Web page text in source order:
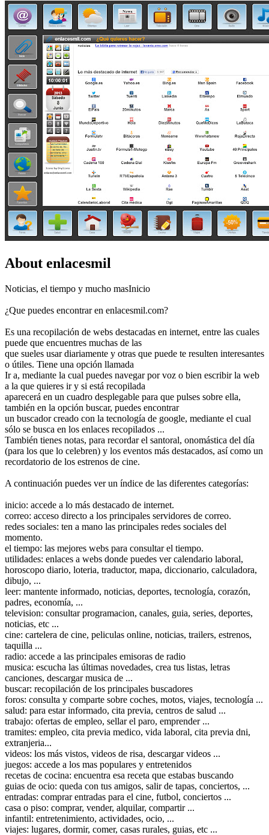
About enlacesmil
Noticias, el tiempo y mucho masInicio
¿Que puedes encontrar en enlacesmil.com?
Es una recopilación de webs destacadas en internet, entre las cuales
puede que encuentres muchas de las
que sueles usar diariamente y otras que puede te resulten interesantes
o útiles. Tiene una opción llamada
Ir a, mediante la cual puedes navegar por voz o bien escribir la web
a la que quieres ir y si está recopilada
aparecerá en un cuadro desplegable para que pulses sobre ella,
también en la opción buscar, puedes encontrar
un buscador creado con la tecnología de google, mediante el cual
sólo se busca en los enlaces recopilados ...
También tienes notas, para recordar el santoral, onomástica del día
(para los que lo celebren) y los eventos más destacados, así como un
recordatorio de los estrenos de cine.
A continuación puedes ver un índice de las diferentes categorías:
inicio: accede a lo más destacado de internet.
correo: acceso directo a los principales servidores de correo.
redes sociales: ten a mano las principales redes sociales del
momento.
el tiempo: las mejores webs para consultar el tiempo.
utilidades: enlaces a webs donde puedes ver calendario laboral,
horoscopo diario, loteria, traductor, mapa, diccionario, calculadora,
dibujo, ...
leer: mantente informado, noticias, deportes, tecnología, corazón,
padres, economía, ...
television: consultar programacion, canales, guia, series, deportes,
noticias, etc ...
cine: cartelera de cine, peliculas online, noticias, trailers, estrenos,
taquilla ...
radio: accede a las principales emisoras de radio
musica: escucha las últimas novedades, crea tus listas, letras
canciones, descargar musica de ...
buscar: recopilación de los principales buscadores
foros: consulta y comparte sobre coches, motos, viajes, tecnología ...
salud: para estar informado, cita previa, centros de salud ...
trabajo: ofertas de empleo, sellar el paro, emprender ...
tramites: empleo, cita previa medico, vida laboral, cita previa dni,
extranjeria...
videos: los más vistos, videos de risa, descargar videos ...
juegos: accede a los mas populares y entretenidos
recetas de cocina: encuentra esa receta que estabas buscando
guias de ocio: queda con tus amigos, salir de tapas, conciertos, ...
entradas: comprar entradas para el cine, futbol, conciertos ...
casa o piso: comprar, vender, alquilar, compartir ...
infantil: entretenimiento, actividades, ocio, ...
viajes: lugares, dormir, comer, casas rurales, guias, etc ...